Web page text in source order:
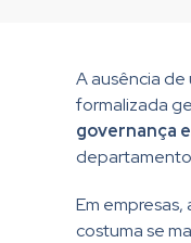
A ausência
formalizada
governança
Em
costuma se